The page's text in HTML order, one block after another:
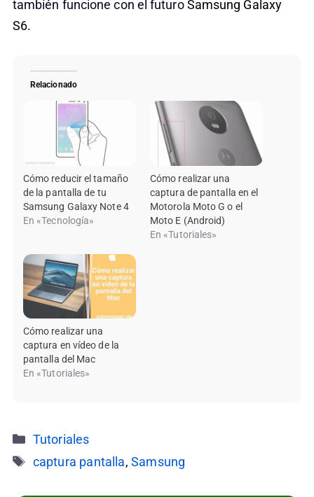
también funcione con el futuroSamsung Galaxy
S6.
Relacionado
Cómo reducir el tamaño
de la pantalla de tu
Samsung Galaxy Note 4
En «Tecnología»
Cómo realizar una
captura de pantalla en el
Motorola Moto G o el
Moto E (Android)
En «Tutoriales»
Cómo realizar una
captura en vídeo de la
pantalla del Mac
En «Tutoriales»
Categorías
Tutoriales
Etiquetas
captura pantalla, Samsung